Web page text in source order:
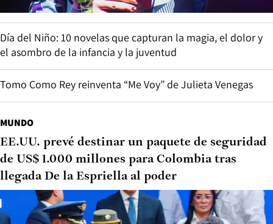
Día del Niño: 10 novelas que capturan la magia, el dolor y
el asombro de la infancia y la juventud
Tomo Como Rey reinventa “Me Voy” de Julieta Venegas
MUNDO
EE.UU. prevé destinar un paquete de seguridad
de US$ 1.000 millones para Colombia tras
llegada De la Espriella al poder